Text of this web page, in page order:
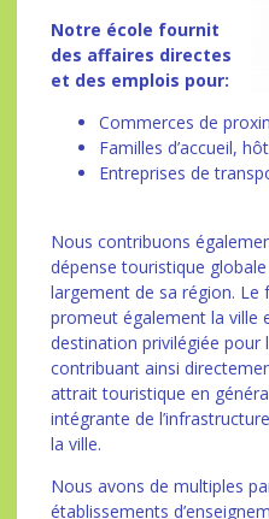
Notre école fournit
des affaires directes
et des emplois pour:
Commerces de
Familles d’accueil,
Entreprises de
Nous contribuons
dépense touristique
largement de sa région. Le
promeut également la ville
destination privilégiée pour
contribuant ainsi
attrait touristique en
intégrante de
la ville.
Nous avons de multiples
établissements